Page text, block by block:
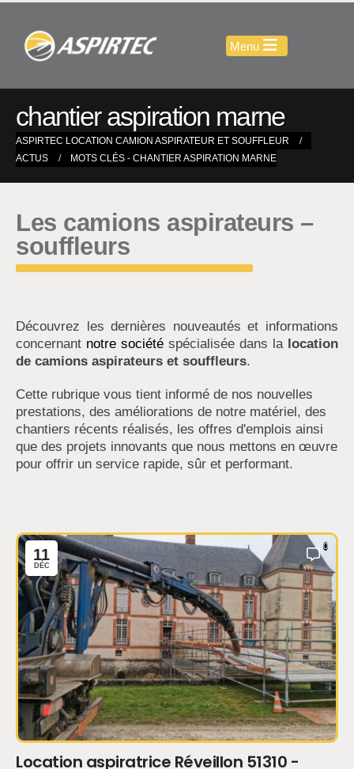
chantier aspiration marne
ASPIRTEC LOCATION CAMION ASPIRATEUR ET SOUFFLEUR
ACTUS
MOTS CLÉS - CHANTIER ASPIRATION MARNE
Les camions aspirateurs –
souffleurs
Découvrez les dernières nouveautés et informations
concernant notre société spécialisée dans la location
de camions aspirateurs et souffleurs.
Cette rubrique vous tient informé de nos nouvelles
prestations, des améliorations de notre matériel, des
chantiers récents réalisés, les offres d'emplois ainsi
que des projets innovants que nous mettons en œuvre
pour offrir un service rapide, sûr et performant.
11
DÉC
0
Location aspiratrice Réveillon 51310 -